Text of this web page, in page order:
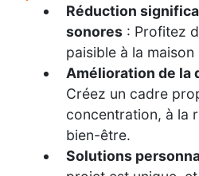
Réduction
sonores : Profitez
paisible à la
Amélioration de la
Créez un cadre
concentration, à la
bien-être.
Solutions